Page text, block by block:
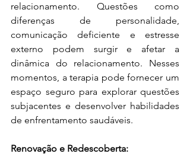
relacionamento. Questões como
diferenças de personalidade,
comunicação deficiente e estresse
externo podem surgir e afetar a
dinâmica do relacionamento. Nesses
momentos, a terapia pode fornecer um
espaço seguro para explorar questões
subjacentes e desenvolver habilidades
de enfrentamento saudáveis.
Renovação e Redescoberta: